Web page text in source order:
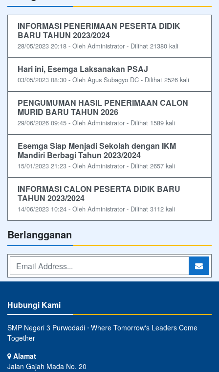
INFORMASI PENERIMAAN PESERTA DIDIK
BARU TAHUN 2023/2024
28/05/2023 20:18 - Oleh Administrator - Dilihat 21380 kali
Hari ini, Esemga Laksanakan PSAJ
03/05/2023 08:30 - Oleh Agus Subagyo DC - Dilihat 2526 kali
PENGUMUMAN HASIL PENERIMAAN CALON
MURID BARU TAHUN 2026
29/06/2026 09:45 - Oleh Administrator - Dilihat 1589 kali
Esemga Siap Menjadi Sekolah dengan IKM
Mandiri Berbagi Tahun 2023/2024
15/01/2023 21:23 - Oleh Administrator - Dilihat 2657 kali
INFORMASI CALON PESERTA DIDIK BARU
TAHUN 2023/2024
14/06/2023 10:24 - Oleh Administrator - Dilihat 3112 kali
Berlangganan
Hubungi Kami
SMP Negeri 3 Purwodadi ⋅ Where Tomorrow's Leaders Come
Together
Alamat
Jalan Gajah Mada No. 20